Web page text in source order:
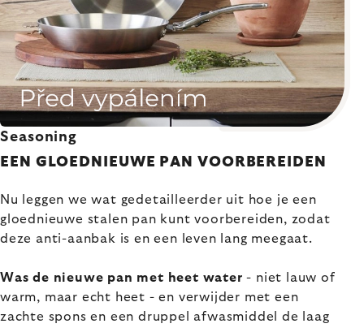
Seasoning
EEN GLOEDNIEUWE PAN VOORBEREIDEN
Nu leggen we wat gedetailleerder uit hoe je een
gloednieuwe stalen pan kunt voorbereiden, zodat
deze anti-aanbak is en een leven lang meegaat.
Was de nieuwe pan met heet water - niet lauw of
warm, maar echt heet - en verwijder met een
zachte spons en een druppel afwasmiddel de laag